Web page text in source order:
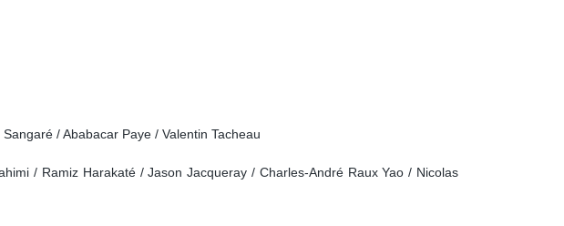
/ Ababacar Paye / Valentin Tacheau
/ Ramiz Harakaté / Jason Jacqueray / Charles-André Raux Yao / Nicolas